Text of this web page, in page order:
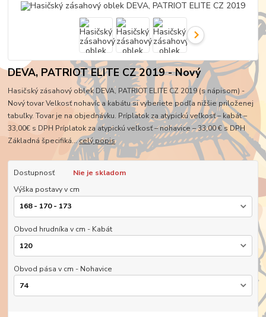
DEVA, PATRIOT ELITE CZ 2019 - Nový
Hasičský zásahový oblek DEVA, PATRIOT ELITE CZ 2019 (s nápisom) -
Nový tovar Velkosť nohavíc a kabátu si vyberiete podľa nižšie priloženej
tabuľky. Tovar je na objednávku. Príplatok za atypickú veľkosť – kabát –
33,00€ s DPH Príplatok za atypickú veľkosť – nohavice – 33,00 € s DPH
Základná špecifiká...celý popis
Dostupnosť
Nie je skladom
Výška postavy v cm
Obvod hrudníka v cm - Kabát
Obvod pása v cm - Nohavice